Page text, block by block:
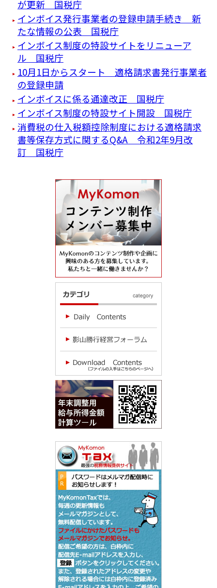
が更新 国税庁
インボイス発行事業者の登録申請手続き 新
たな情報の公表 国税庁
インボイス制度の特設サイトをリニューア
ル 国税庁
10月1日からスタート 適格請求書発行事業者
の登録申請
インボイスに係る通達改正 国税庁
インボイス制度の特設サイト開設 国税庁
消費税の仕入税額控除制度における適格請求
書等保存方式に関するQ&A 令和2年9月改
訂 国税庁